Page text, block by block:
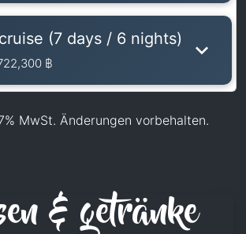
(7 days / 6 nights)
฿
MwSt. Änderungen vorbehalten.
& getränke